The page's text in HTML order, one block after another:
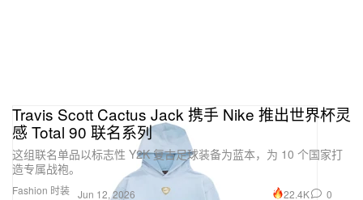
Fashion 时装
Travis Scott Cactus Jack 携手 Nike 推出世界杯灵
感 Total 90 联名系列
这组联名单品以标志性 Y2K 复古足球装备为蓝本，为 10 个国家打
造专属战袍。
Jun 12, 2026 22.4K 0